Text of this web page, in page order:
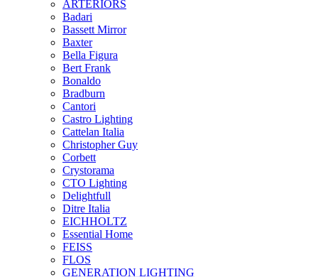
ARTERIORS
Badari
Bassett Mirror
Baxter
Bella Figura
Bert Frank
Bonaldo
Bradburn
Cantori
Castro Lighting
Cattelan Italia
Christopher Guy
Corbett
Crystorama
CTO Lighting
Delightfull
Ditre Italia
EICHHOLTZ
Essential Home
FEISS
FLOS
GENERATION LIGHTING